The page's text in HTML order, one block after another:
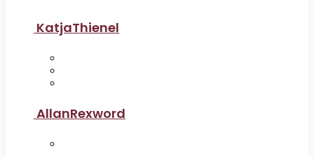
KatjaThienel
AllanRexword